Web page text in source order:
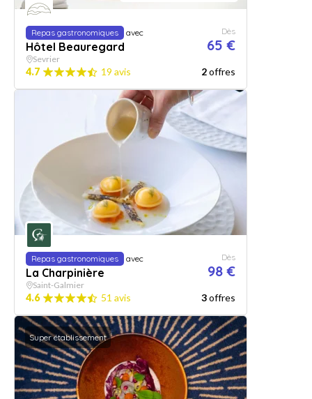
Repas gastronomiques avec
Hôtel Beauregard
Dès
65 €
Sevrier
4.7 19 avis 2offres
Repas gastronomiques avec
La Charpinière
Dès
98 €
Saint-Galmier
4.6 51 avis 3offres
Super établissement